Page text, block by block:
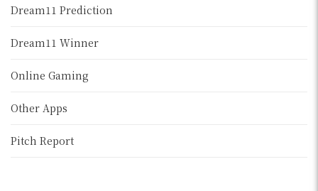
Dream11 Prediction
Dream11 Winner
Online Gaming
Other Apps
Pitch Report